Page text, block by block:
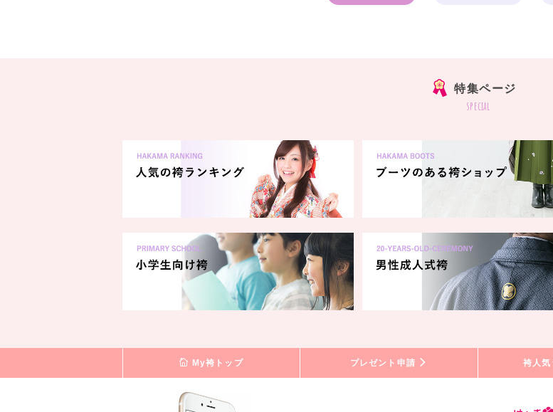
特集ページ
special
My袴トップ プレゼント申請 袴人